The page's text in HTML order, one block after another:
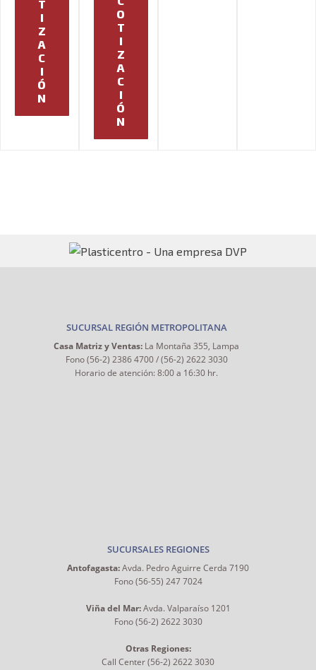
T
I
Z
A
C
I
Ó
N
O
T
I
Z
A
C
I
Ó
N
SUCURSAL REGIÓN METROPOLITANA
Casa Matriz y Ventas: La Montaña 355, Lampa
Fono (56-2) 2386 4700 / (56-2) 2622 3030
Horario de atención: 8:00 a 16:30 hr.
SUCURSALES REGIONES
Antofagasta:Avda. Pedro Aguirre Cerda 7190
Fono (56-55) 247 7024
Viña del Mar:Avda. Valparaíso 1201
Fono (56-2) 2622 3030
Otras Regiones:
Call Center (56-2) 2622 3030